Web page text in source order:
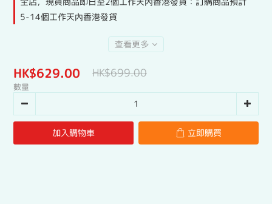
5-14個工作天內香港發貨
查看更多
HK$629.00 HK$699.00
數量
加入購物車 立即購買